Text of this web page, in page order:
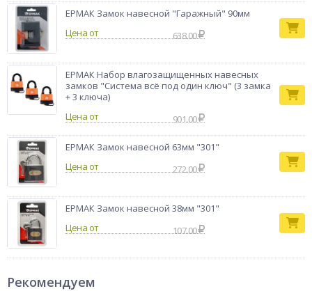
ЕРМАК Замок навесной "Гаражный" 90мм
Цена от
638.00
ЕРМАК Набор влагозащищенных навесных
замков "Система всё под один ключ" (3 замка
+ 3 ключа)
Цена от
901.00
ЕРМАК Замок навесной 63мм "301"
Цена от
272.00
ЕРМАК Замок навесной 38мм "301"
Цена от
107.00
Рекомендуем